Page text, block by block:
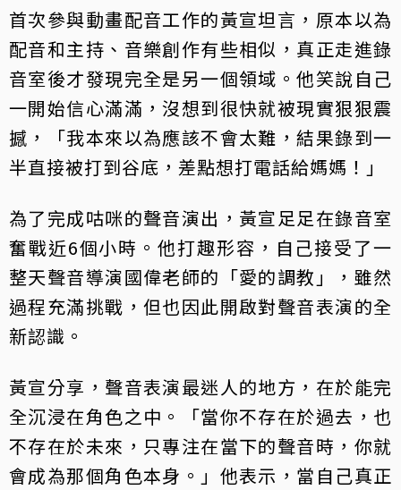
首次參與動畫配音工作的黃宣坦言，原本以為
配音和主持、音樂創作有些相似，真正走進錄
音室後才發現完全是另一個領域。他笑說自己
一開始信心滿滿，沒想到很快就被現實狠狠震
撼，「我本來以為應該不會太難，結果錄到一
半直接被打到谷底，差點想打電話給媽媽！」
為了完成咕咪的聲音演出，黃宣足足在錄音室
奮戰近6個小時。他打趣形容，自己接受了一
整天聲音導演國偉老師的「愛的調教」，雖然
過程充滿挑戰，但也因此開啟對聲音表演的全
新認識。
黃宣分享，聲音表演最迷人的地方，在於能完
全沉浸在角色之中。「當你不存在於過去，也
不存在於未來，只專注在當下的聲音時，你就
會成為那個角色本身。」他表示，當自己真正